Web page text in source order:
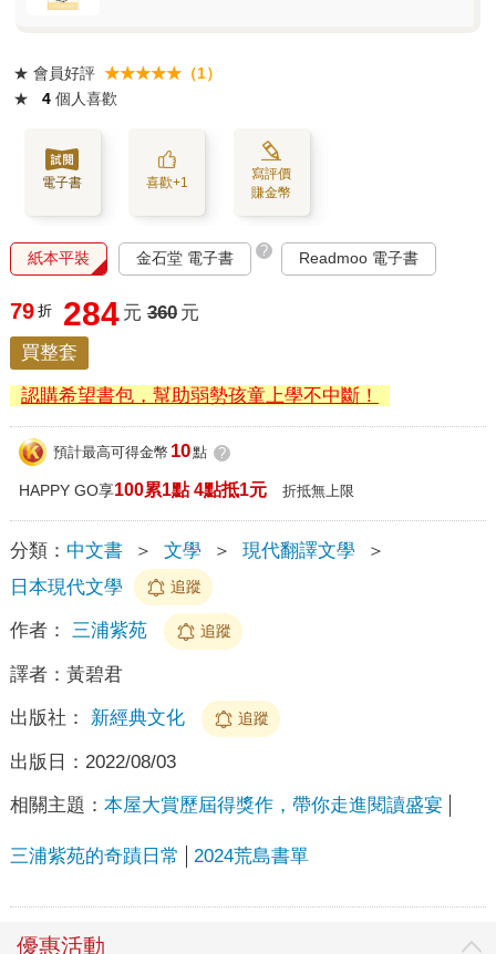
★ 會員好評 ★★★★★（1）
★
4 個人喜歡
電子書 喜歡+1
寫評價
賺金幣
紙本平裝 金石堂 電子書 ? Readmoo 電子書
79 折 284 元 360 元
買整套
認購希望書包，幫助弱勢孩童上學不中斷！
預計最高可得金幣 10點 ?
HAPPY GO享100累1點 4點抵1元 折抵無上限
分類： 中文書 ＞ 文學 ＞ 現代翻譯文學
＞
日本現代文學
追蹤
作者： 三浦紫苑 追蹤
譯者： 黃碧君
出版社： 新經典文化 追蹤
出版日： 2022/08/03
相關主題： 本屋大賞歷屆得獎作，帶你走進閱讀盛宴
三浦紫苑的奇蹟日常 2024荒島書單
優惠活動